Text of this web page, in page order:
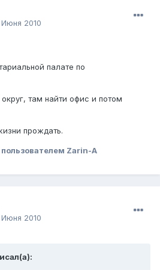
Июня 2010
палате по
там найти офис и потом
прождать.
пользователем Zarin-A
Июня 2010